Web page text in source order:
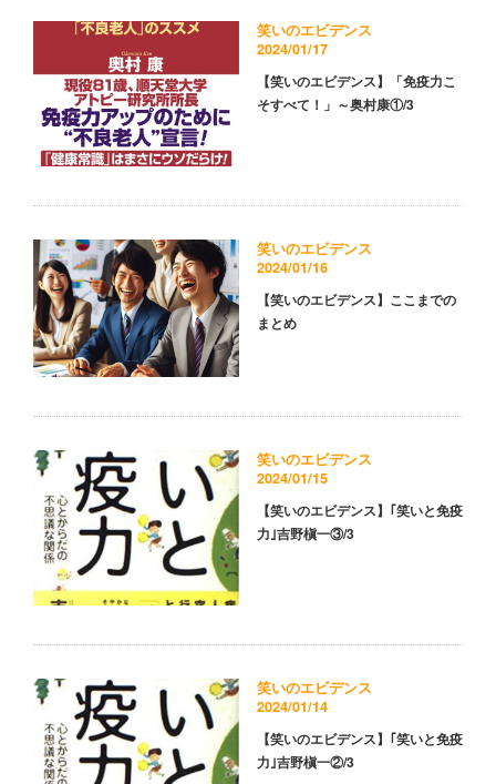
笑いのエビデンス
2024/01/17
【笑いのエビデンス】「免疫力こ
そすべて！」～奥村康①/3
笑いのエビデンス
2024/01/16
【笑いのエビデンス】ここまでの
まとめ
笑いのエビデンス
2024/01/15
【笑いのエビデンス】｢笑いと免疫
力｣吉野槇一③/3
笑いのエビデンス
2024/01/14
【笑いのエビデンス】｢笑いと免疫
力｣吉野槇一②/3